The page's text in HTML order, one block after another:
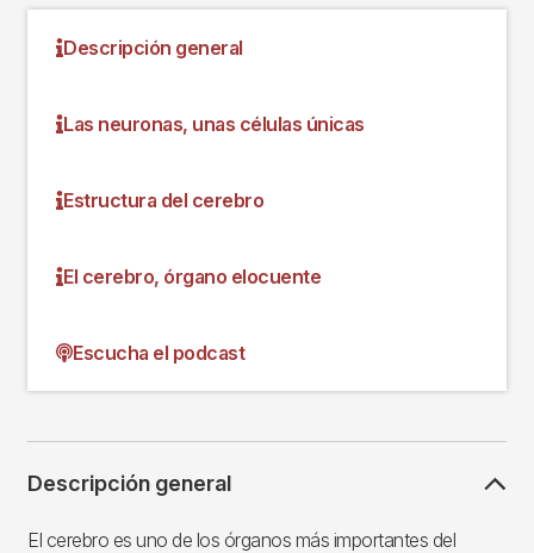
Descripción general
Las neuronas, unas células únicas
Estructura del cerebro
El cerebro, órgano elocuente
Escucha el podcast
Descripción general
El cerebro es uno de los órganos más importantes del